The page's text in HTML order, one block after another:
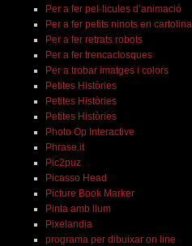
Per a fer pel·licules d’animació
Per a fer petits ninots en cartolina
Per a fer retrats robots
Per a fer trencaclosques
Per a trobar imatges i colors
Petites Històries
Petites Històries
Petites Històries
Photo Op Interactive
Phrase.it
Pic2puz
Picasso Head
Picture Book Marker
Pinta amb llum
Pixelandia
programa per dibuixar on line